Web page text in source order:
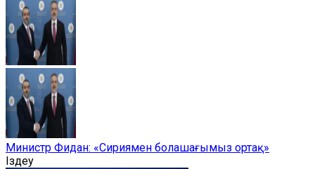
Министр Фидан: «Сириямен болашағымыз ортақ»
Іздеу